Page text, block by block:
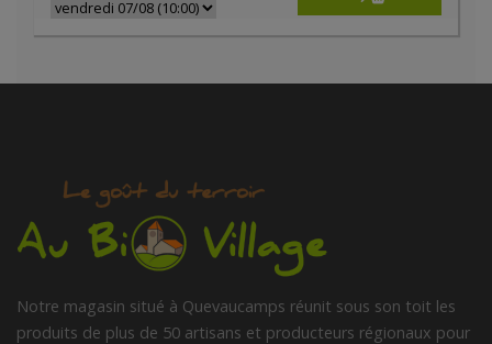
Notre magasin situé à Quevaucamps réunit sous son toit les
produits de plus de 50 artisans et producteurs régionaux pour